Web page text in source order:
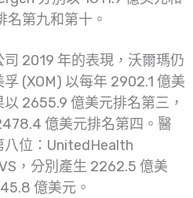
名第九和第十。
2019 年的表現，沃爾瑪仍
(XOM) 以每年 2902.1 億美
2655.9 億美元排名第三，
億美元排名第四。醫
八位：UnitedHealth
，分別產生 2262.5 億美
億美元。